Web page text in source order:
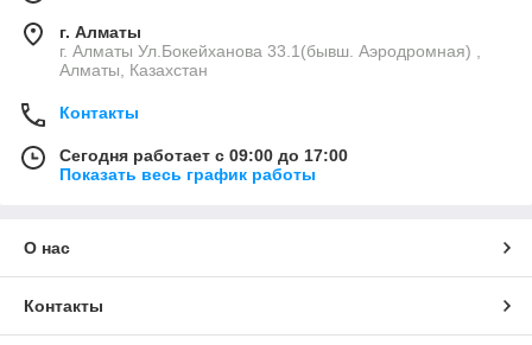
г. Алматы
г. Алматы Ул.Бокейханова 33.1(бывш. Аэродромная) ,
Алматы, Казахстан
Контакты
Сегодня работает с 09:00 до 17:00
Показать весь график работы
О нас
Контакты